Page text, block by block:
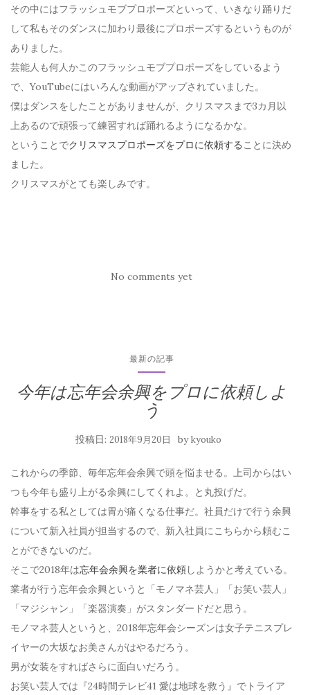
その中にはフラッシュモブプロポーズといって、いきなり踊りだ
して私もそのダンスに加わり最後にプロポーズするというものが
ありました。
芸能人も何人かこのフラッシュモブプロポーズをしているよう
で、YouTubeにはいろんな動画がアップされていました。
僕はダンスをしたことがありませんが、クリスマスまで3カ月以
上あるので頑張って練習すれば踊れるようになるかな。
ということでクリスマスプロポーズをプロに依頼する ことに決め
ました。
クリスマスがとても楽しみです。
No comments yet
最新の記事
今年は忘年会余興をプロに依頼しよ
う
投稿日: 2018年9月20日 bykyouko
これからの季節、毎年忘年会余興で頭を悩ませる。上司からはい
つも今年も盛り上がる余興にしてくれよ。と丸投げだ。
幹事をする私としては胃が痛くなる仕事だ。社員だけで行う余興
について新入社員が担当するので、新入社員にこちらから頼むこ
とができないのだ。
そこで2018年は忘年会余興を業者に依頼しようかと考えている。
業者が行う忘年会余興というと「モノマネ芸人」「お笑い芸人」
「マジシャン」「楽器演奏」がスタンダードだと思う。
モノマネ芸人というと、2018年忘年会シーズンは女子テニスプレ
イヤーの大坂なお美さんがはやるだろう。
男が女装をすればさらに面白いだろう。
お笑い芸人では『24時間テレビ41 愛は地球を救う』でトライア